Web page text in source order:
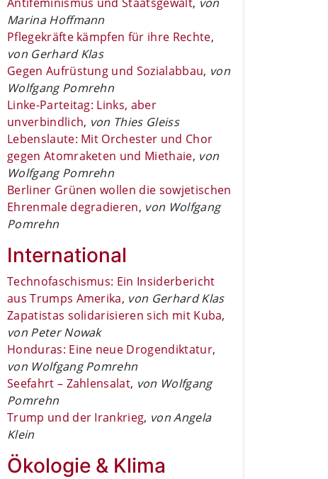
Marina Hoffmann
Pflegekräfte kämpfen für ihre Rechte,
von Gerhard Klas
Gegen Aufrüstung und Sozialabbau, von
Wolfgang Pomrehn
Linke-Parteitag: Links, aber
unverbindlich, von Thies Gleiss
Lebenslaute: Mit Orchester und Chor
gegen Atomraketen und Miethaie, von
Wolfgang Pomrehn
Berliner Grünen wollen die sowjetischen
Ehrenmale degradieren, von Wolfgang
Pomrehn
International
Technofaschismus: Ein Insiderbericht
aus Trumps Amerika, von Gerhard Klas
Zapatistas solidarisieren sich mit Kuba,
von Peter Nowak
Honduras: Eine neue Drogendiktatur,
von Wolfgang Pomrehn
Seefahrt – Zahlensalat, von Wolfgang
Pomrehn
Trump und der Irankrieg, von Angela
Klein
Ökologie & Klima